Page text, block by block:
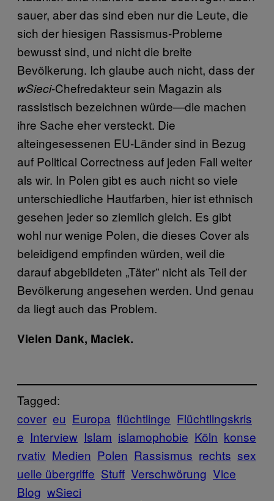
sauer, aber das sind eben nur die Leute, die
sich der hiesigen Rassismus-Probleme
bewusst sind, und nicht die breite
Bevölkerung. Ich glaube auch nicht, dass der
wSieci-Chefredakteur sein Magazin als
rassistisch bezeichnen würde—die machen
ihre Sache eher versteckt. Die
alteingesessenen EU-Länder sind in Bezug
auf Political Correctness auf jeden Fall weiter
als wir. In Polen gibt es auch nicht so viele
unterschiedliche Hautfarben, hier ist ethnisch
gesehen jeder so ziemlich gleich. Es gibt
wohl nur wenige Polen, die dieses Cover als
beleidigend empfinden würden, weil die
darauf abgebildeten „Täter” nicht als Teil der
Bevölkerung angesehen werden. Und genau
da liegt auch das Problem.
Vielen Dank, Maciek.
Tagged:
cover eu Europa flüchtlinge Flüchtlingskris
e Interview Islam islamophobie Köln konse
rvativ Medien Polen Rassismus rechts sex
uelle übergriffe Stuff Verschwörung Vice
Blog wSieci